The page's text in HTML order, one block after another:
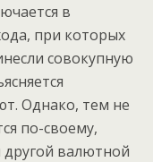
в
при которых
совокупную
Однако, тем не
по-своему,
другой валютной